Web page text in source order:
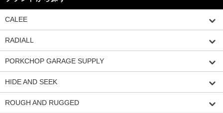
CALEE
RADIALL
PORKCHOP GARAGE SUPPLY
HIDE AND SEEK
ROUGH AND RUGGED